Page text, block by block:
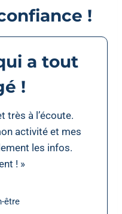
!
a tout
!
très à l’écoute.
activité et mes
les infos.
! »
être